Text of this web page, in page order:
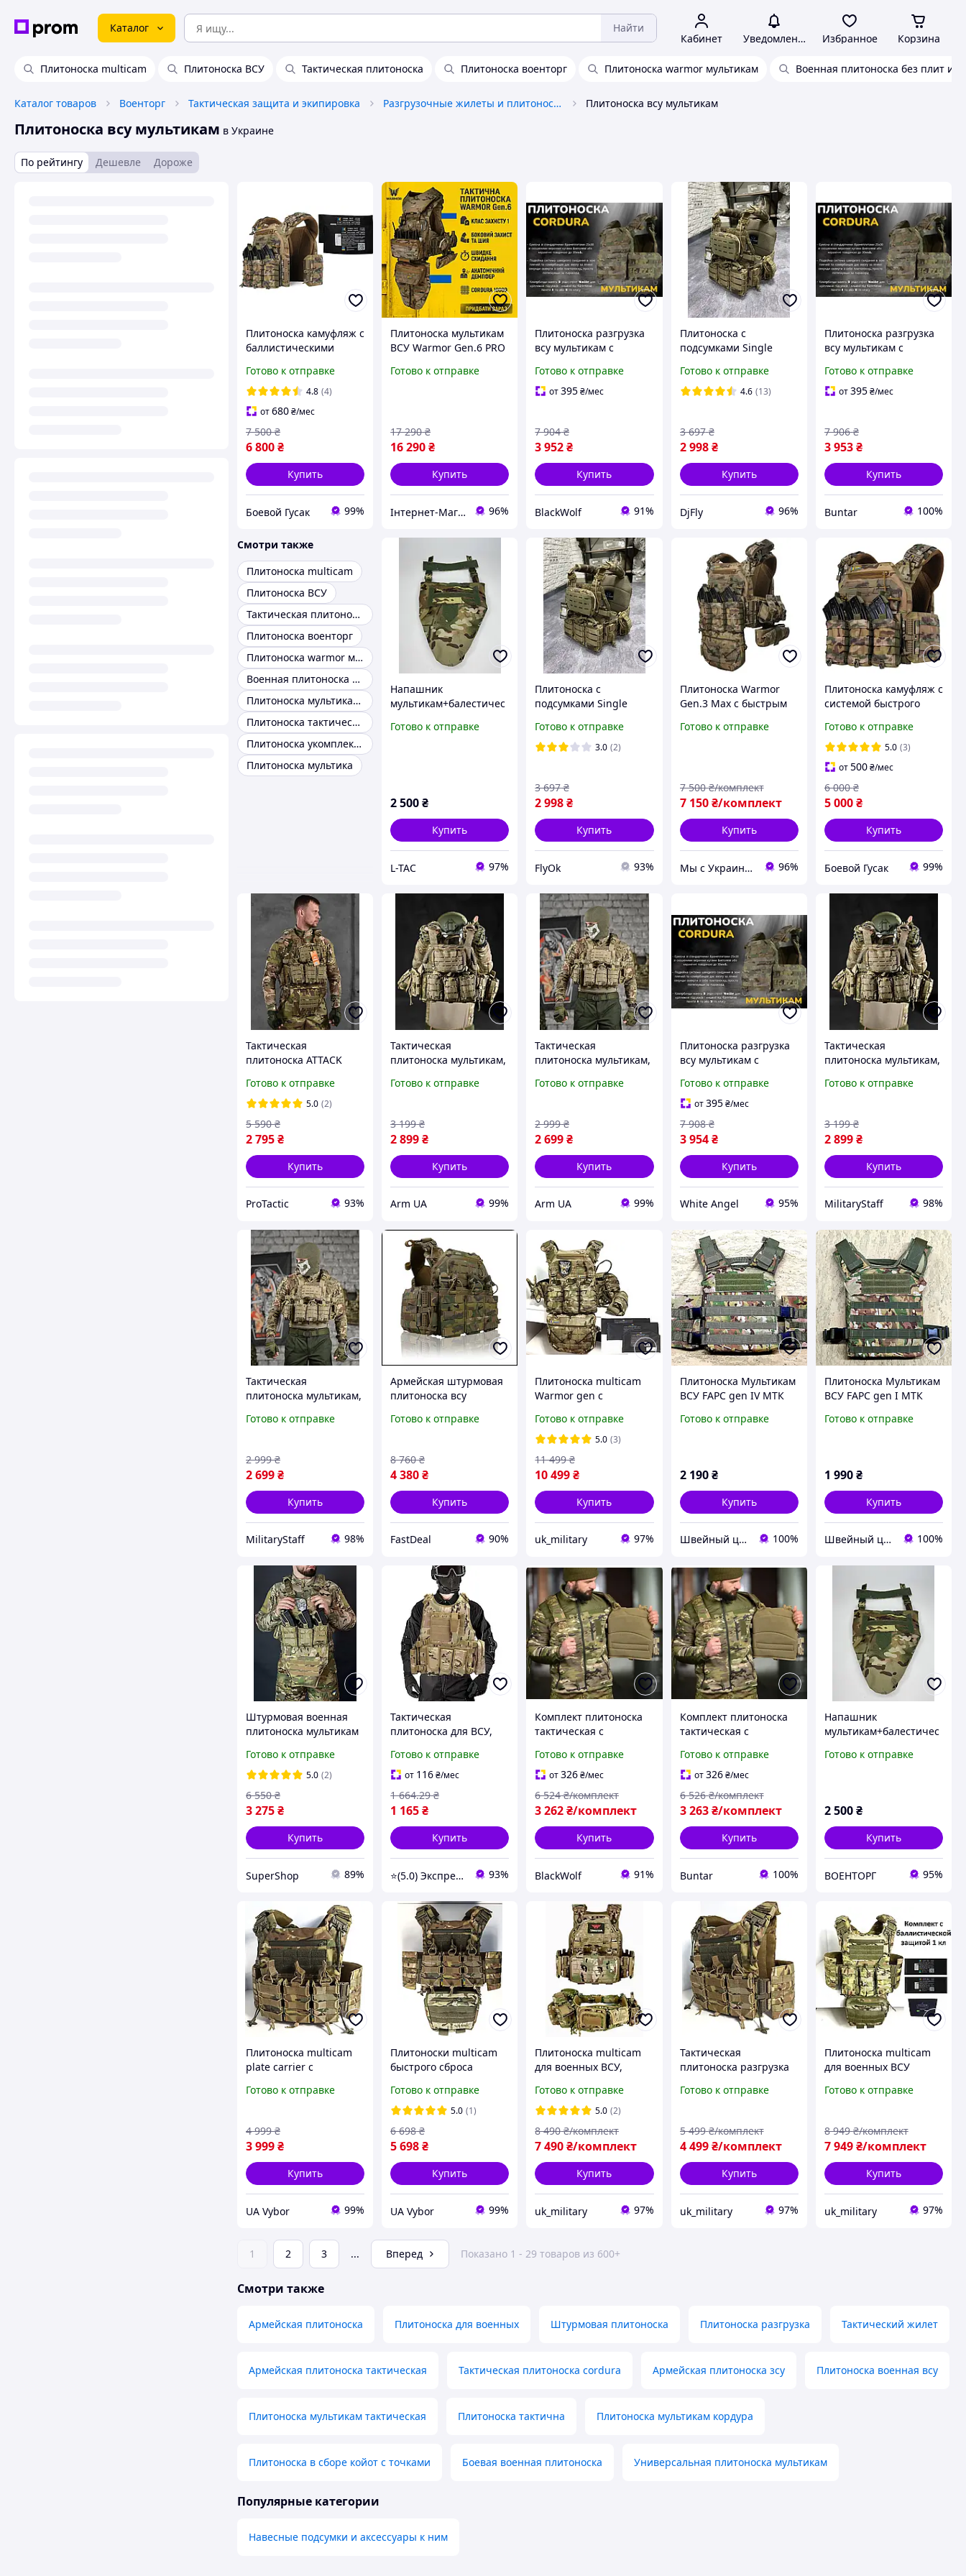
Каталог Найти
Кабинет Уведомления Избранное Корзина
Плитоноска multicam Плитоноска ВСУ Тактическая плитоноска Плитоноска военторг Плитоноска warmor мультикам Военная плитоноска без плит и
Каталог товаров Военторг Тактическая защита и экипировка Разгрузочные жилеты и плитоноски без плит Плитоноска всу мультикам
Плитоноска всу мультикам в Украине
По рейтингу Дешевле Дороже
Плитоноска камуфляж с
баллистическими
Разгрузочный жилет
ВСУ, Плитоноска
мультикам
Готово к отправке
4.8 (4)
от680₴/мес
6 800₴
7 500 ₴
Купить
Боевой Гусак 99%
Плитоноска мультикам
ВСУ Warmor Gen.6 PRO
подсумков, защитой
Готово к отправке
16 290₴
17 290 ₴
Купить
Інтернет-Магазин "Ballistics UA" 96%
Плитоноска разгрузка
всу мультикам с
стандартные плиты
BLK-41
Готово к отправке
от395₴/мес
3 952₴
7 904 ₴
Купить
BlackWolf 91%
Плитоноска с
подсумками Single
система быстрого
сброса мультикам, DjFly
Готово к отправке
4.6 (13)
2 998 ₴
3 697 ₴
Купить
DjFly 96%
Плитоноска разгрузка
всу мультикам с
стандартные плиты
BUN-24
Готово к отправке
от395₴/мес
3 953₴
7 906 ₴
Купить
Buntar 100%
Смотри также
Плитоноска multicam
Плитоноска ВСУ
Тактическая плитоноска
Плитоноска военторг
Плитоноска warmor мультикам
Военная плитоноска без плит и подсумков
Плитоноска мультикам XL
Плитоноска тактическая зсу
Плитоноска укомплектованная мультикам
Плитоноска мультика
Напашник
мультикам+балестичес
подсумок, подсумок на
Готово к отправке
2 500₴
Купить
L-TAC 97%
Плитоноска с
подсумками Single
система быстрого
сброса мультикам,
Готово к отправке
3.0 (2)
2 998₴
3 697 ₴
Купить
FlyOk 93%
Плитоноска Warmor
Gen.3 Max с быстрым
Вармор ген 3 макс,
Готово к отправке
7 150 ₴/комплект
7 500 ₴/комплект
Купить
Мы с Украины|Krossfore 96%
Плитоноска камуфляж с
системой быстрого
Разгрузочный жилет
ВСУ, Плитоноска
мультикам
Готово к отправке
5.0 (3)
от500₴/мес
5 000₴
6 000 ₴
Купить
Боевой Гусак 99%
Тактическая
плитоноска ATTACK
сбросом, Разгрузочный
бронежилет,
ВСУ
Готово к отправке
5.0 (2)
2 795₴
5 590 ₴
Купить
ProTactic 93%
Тактическая
плитоноска мультикам,
мультикам, плитоноска
в сборе
Готово к отправке
2 899₴
3 199 ₴
Купить
Arm UA 99%
Тактическая
плитоноска мультикам,
итогами, плитоноска
Военная
Готово к отправке
2 699₴
2 999 ₴
Купить
Arm UA 99%
Плитоноска разгрузка
всу мультикам с
стандартные плиты
SIM-34
Готово к отправке
от395 ₴/мес
3 954 ₴
7 908 ₴
Купить
White Angel 95%
Тактическая
плитоноска мультикам,
мультикам, плитоноска
в сборе
Готово к отправке
2 899₴
3 199 ₴
Купить
MilitaryStaff 98%
Тактическая
плитоноска мультикам,
итогами, плитоноска
плитоноска в сборе
Военная
Готово к отправке
2 699₴
2 999 ₴
Купить
MilitaryStaff 98%
Армейская штурмовая
плитоноска всу
мультикам ,
и плитоноски без плит
GHR
Готово к отправке
4 380₴
8 760 ₴
Купить
FastDeal 90%
Плитоноска multicam
Warmor gen с
plate carrier мультикам
тактическая всу
мультика для ВСУ
Готово к отправке
5.0 (3)
10 499₴
11 499 ₴
Купить
uk_military 97%
Плитоноска Мультикам
ВСУ FAPC gen IV МТК
НГУ СБУ плитник,
Готово к отправке
2 190 ₴
Купить
Швейный цех "Мультикам Юа" 100%
Плитоноска Мультикам
ВСУ FAPC gen I МТК
ВСУ НГУ СБУ ССО
Готово к отправке
1 990₴
Купить
Швейный цех "Мультикам Юа" 100%
Штурмовая военная
плитоноска мультикам
напашником всу,
Жилет армейский с
подсумками molle
Готово к отправке
5.0 (2)
3 275₴
6 550 ₴
Купить
SuperShop 89%
Тактическая
плитоноска для ВСУ,
Разгрузочный жилет с
подсумками
(46х32х17см)
Готово к отправке
от 116₴/мес
1 165₴
1 664.29 ₴
Купить
⭐(5.0) Экспресс-опт 93%
Комплект плитоноска
тактическая с
военных всу BLK-65
Готово к отправке
от326₴/мес
3 262₴/комплект
6 524 ₴/комплект
Купить
BlackWolf 91%
Комплект плитоноска
тактическая с
военных всу BUN-2205
Готово к отправке
от326 ₴/мес
3 263 ₴/комплект
6 526 ₴/комплект
Купить
Buntar 100%
Напашник
мультикам+балестичес
подсумок, подсумок на
Готово к отправке
2 500₴
Купить
ВОЕНТОРГ 95%
Плитоноска multicam
plate carrier с
быстрого сброса
всу мультика
Готово к отправке
3 999₴
4 999 ₴
Купить
UA Vybor 99%
Плитоноски multicam
быстрого сброса
подсумками для плит
25 на 30 см, жилет для
всу с системой молл
Готово к отправке
5.0 (1)
5 698₴
6 698 ₴
Купить
UA Vybor 99%
Плитоноска multicam
для военных ВСУ,
разгрузка yakeda
тактический и пояс рпс
мультикам зсу
Готово к отправке
5.0 (2)
7 490₴/комплект
8 490 ₴/комплект
Купить
uk_military 97%
Тактическая
плитоноска разгрузка
комплект жилет с
multicam
Готово к отправке
4 499 ₴/комплект
5 499 ₴/комплект
Купить
uk_military 97%
Плитоноска multicam
для военных ВСУ
тактический жилет
мультикам с
подсумками мультика
Готово к отправке
7 949₴/комплект
8 949 ₴/комплект
Купить
uk_military 97%
1 2 3 ... Вперед Показано 1 - 29 товаров из 600+
Смотри также
Армейская плитоноска Плитоноска для военных Штурмовая плитоноска Плитоноска разгрузка Тактический жилет
Армейская плитоноска тактическая Тактическая плитоноска cordura Армейская плитоноска зсу Плитоноска военная всу
Плитоноска мультикам тактическая Плитоноска тактична Плитоноска мультикам кордура
Плитоноска в сборе койот с точками Боевая военная плитоноска Универсальная плитоноска мультикам
Популярные категории
Навесные подсумки и аксессуары к ним